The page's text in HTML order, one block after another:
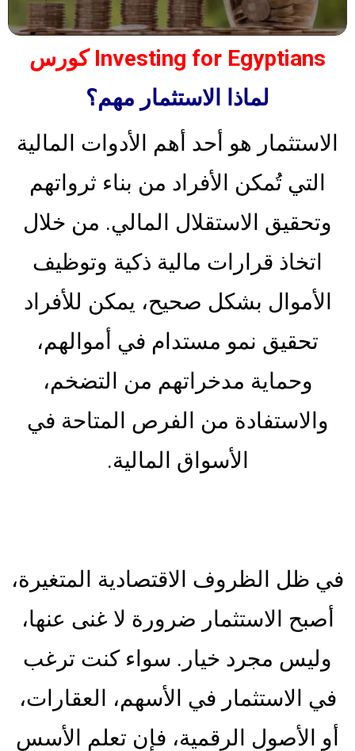
كورس Investing for Egyptians
لماذا الاستثمار مهم؟
الاستثمار هو أحد أهم الأدوات المالية
التي تُمكن الأفراد من بناء ثرواتهم
وتحقيق الاستقلال المالي. من خلال
اتخاذ قرارات مالية ذكية وتوظيف
الأموال بشكل صحيح، يمكن للأفراد
تحقيق نمو مستدام في أموالهم،
وحماية مدخراتهم من التضخم،
والاستفادة من الفرص المتاحة في
الأسواق المالية.
في ظل الظروف الاقتصادية المتغيرة،
أصبح الاستثمار ضرورة لا غنى عنها،
وليس مجرد خيار. سواء كنت ترغب
في الاستثمار في الأسهم، العقارات،
أو الأصول الرقمية، فإن تعلم الأسس